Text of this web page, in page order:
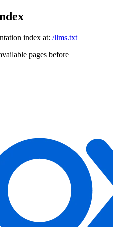
index at: /llms.txt
pages before